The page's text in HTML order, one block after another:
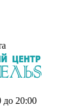
до 20:00